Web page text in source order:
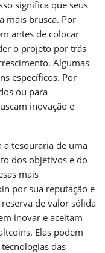
significa que seus
mais brusca. Por
antes de colocar
o projeto por trás
Algumas
específicos. Por
ou para
inovação e
a tesouraria de uma
dos objetivos e do
mais
por sua reputação e
de valor sólida
inovar e aceitam
Elas podem
das